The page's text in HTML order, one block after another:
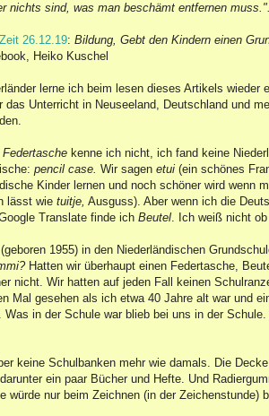
nichts sind, was man beschämt entfernen muss.".
26.12.19: Bildung, Gebt den Kindern einen
Heiko Kuschel
lerne ich beim lesen dieses Artikels wieder
das Unterricht in Neuseeland, Deutschland und
Federtasche kenne ich nicht, ich fand keine
pencil case. Wir sagen etui (ein schönes
Kinder lernen und noch schöner wird wenn
lässt wie tuitje, Ausguss). Aber wenn ich die
Translate finde ich Beutel. Ich weiß nicht
1955) in den Niederländischen
Hatten wir überhaupt einen Federtasche,
nicht. Wir hatten auf jeden Fall keinen
Mal gesehen als ich etwa 40 Jahre alt war und
Was in der Schule war blieb bei uns in der
keine Schulbanken mehr wie damals. Die
ein paar Bücher und Hefte. Und
würde nur beim Zeichnen (in der Zeichenstunde)